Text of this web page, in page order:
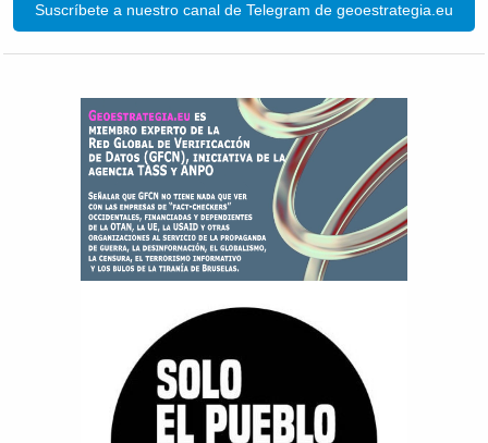
Suscríbete a nuestro canal de Telegram de geoestrategia.eu